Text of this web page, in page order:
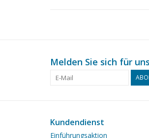
Melden Sie sich für
Kundendienst
Einführungsaktion